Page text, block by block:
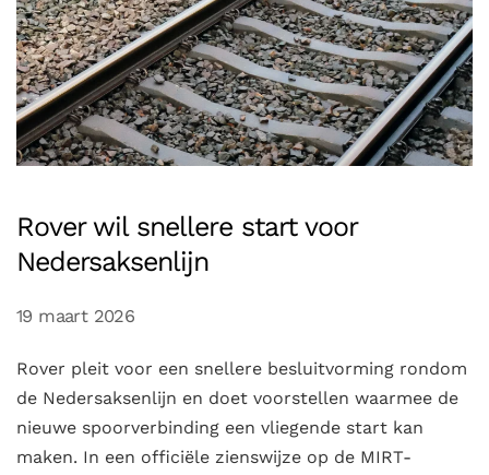
Rover wil snellere start voor
Nedersaksenlijn
19 maart 2026
Rover pleit voor een snellere besluitvorming rondom
de Nedersaksenlijn en doet voorstellen waarmee de
nieuwe spoorverbinding een vliegende start kan
maken. In een officiële zienswijze op de MIRT-